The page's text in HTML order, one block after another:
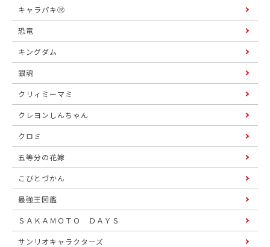
キャラパキⓇ
恐竜
キングダム
銀魂
クリィミーマミ
クレヨンしんちゃん
クロミ
五等分の花嫁
こびとづかん
最強王図鑑
ＳＡＫＡＭＯＴＯ ＤＡＹＳ
サンリオキャラクターズ